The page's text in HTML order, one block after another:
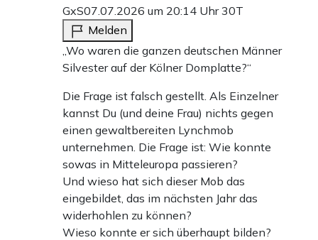
GxS07.07.2026 um 20:14 Uhr30T
Melden
„Wo waren die ganzen deutschen Männer
Silvester auf der Kölner Domplatte?“
Die Frage ist falsch gestellt. Als Einzelner
kannst Du (und deine Frau) nichts gegen
einen gewaltbereiten Lynchmob
unternehmen. Die Frage ist: Wie konnte
sowas in Mitteleuropa passieren?
Und wieso hat sich dieser Mob das
eingebildet, das im nächsten Jahr das
widerhohlen zu können?
Wieso konnte er sich überhaupt bilden?